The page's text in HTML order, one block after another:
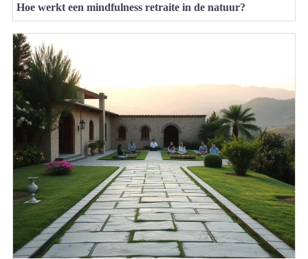
Hoe werkt een mindfulness retraite in de natuur?